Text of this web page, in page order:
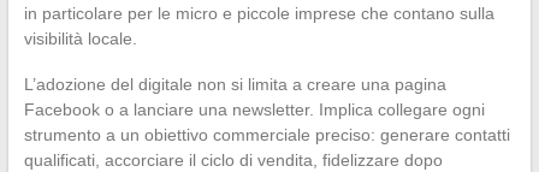
in particolare per le micro e piccole imprese che contano sulla
visibilità locale.
L’adozione del digitale non si limita a creare una pagina
Facebook o a lanciare una newsletter. Implica collegare ogni
strumento a un obiettivo commerciale preciso: generare contatti
qualificati, accorciare il ciclo di vendita, fidelizzare dopo